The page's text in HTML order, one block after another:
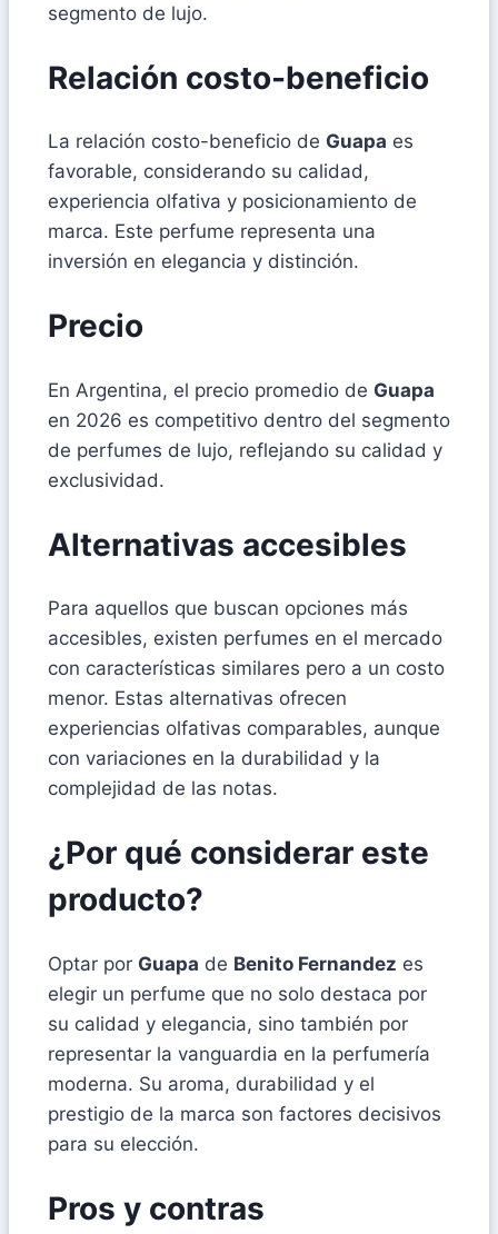
segmento de lujo.
Relación costo-beneficio
La relación costo-beneficio de Guapa es
favorable, considerando su calidad,
experiencia olfativa y posicionamiento de
marca. Este perfume representa una
inversión en elegancia y distinción.
Precio
En Argentina, el precio promedio de Guapa
en 2026 es competitivo dentro del segmento
de perfumes de lujo, reflejando su calidad y
exclusividad.
Alternativas accesibles
Para aquellos que buscan opciones más
accesibles, existen perfumes en el mercado
con características similares pero a un costo
menor. Estas alternativas ofrecen
experiencias olfativas comparables, aunque
con variaciones en la durabilidad y la
complejidad de las notas.
¿Por qué considerar este
producto?
Optar por Guapa de Benito Fernandez es
elegir un perfume que no solo destaca por
su calidad y elegancia, sino también por
representar la vanguardia en la perfumería
moderna. Su aroma, durabilidad y el
prestigio de la marca son factores decisivos
para su elección.
Pros y contras